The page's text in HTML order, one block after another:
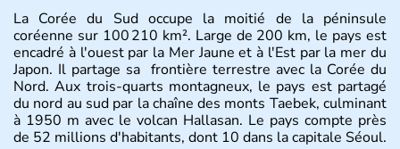
La Corée du Sud occupe la moitié de la péninsule
coréenne sur 100 210 km². Large de 200 km, le pays est
encadré à l'ouest par la Mer Jaune et à l'Est par la mer du
Japon. Il partage sa frontière terrestre avec la Corée du
Nord. Aux trois-quarts montagneux, le pays est partagé
du nord au sud par la chaîne des monts Taebek, culminant
à 1950 m avec le volcan Hallasan. Le pays compte près
de 52 millions d'habitants, dont 10 dans la capitale Séoul.